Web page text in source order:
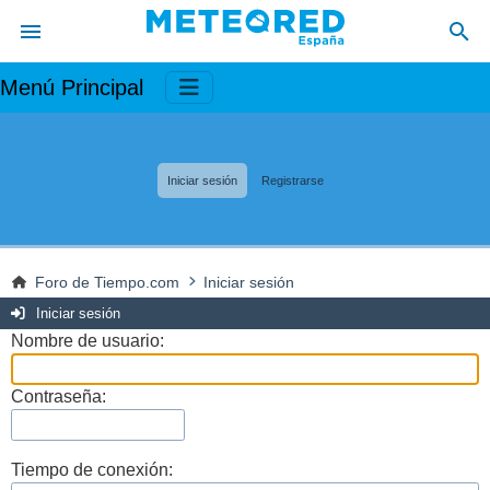
Menú Principal
Iniciar sesión Registrarse
Foro de Tiempo.com Iniciar sesión
Iniciar sesión
Nombre de usuario:
Contraseña:
Tiempo de conexión: